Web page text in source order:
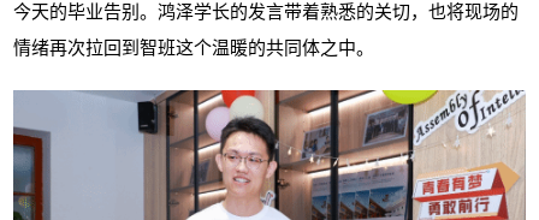
今天的毕业告别。鸿泽学长的发言带着熟悉的关切，也将现场的
情绪再次拉回到智班这个温暖的共同体之中。